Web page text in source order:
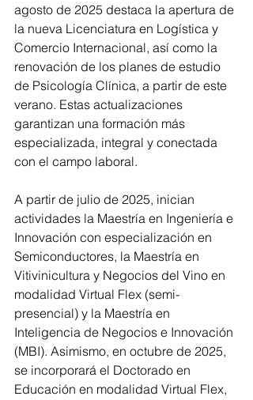
agosto de 2025 destaca la apertura de
la nueva Licenciatura en Logística y
Comercio Internacional, así como la
renovación de los planes de estudio
de Psicología Clínica, a partir de este
verano. Estas actualizaciones
garantizan una formación más
especializada, integral y conectada
con el campo laboral.
A partir de julio de 2025, inician
actividades la Maestría en Ingeniería e
Innovación con especialización en
Semiconductores, la Maestría en
Vitivinicultura y Negocios del Vino en
modalidad Virtual Flex (semi-
presencial) y la Maestría en
Inteligencia de Negocios e Innovación
(MBI). Asimismo, en octubre de 2025,
se incorporará el Doctorado en
Educación en modalidad Virtual Flex,